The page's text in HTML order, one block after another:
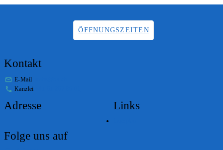
ÖFFNUNGSZEITEN
Kontakt
E-Mail
Kanzlei
Adresse Links
Folge uns auf